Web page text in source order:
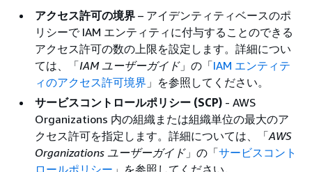
アクセス許可の境界 – アイデンティティベースのポ
リシーで IAM エンティティに付与することのできる
アクセス許可の数の上限を設定します。詳細につい
ては、「IAM ユーザーガイド」の「IAM エンティテ
ィのアクセス許可境界 」を参照してください。
サービスコントロールポリシー (SCP) - AWS
Organizations 内の組織または組織単位の最大のア
クセス許可を指定します。詳細については、「AWS
Organizations ユーザーガイド」の「サービスコント
ロールポリシー 」を参照してください。